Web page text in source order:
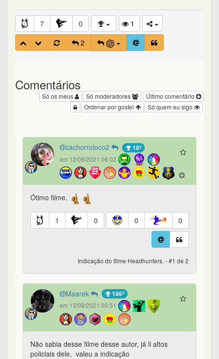
7 0
1
2
Comentários
Último comentário
Só moderadores
Só os meus
Só quem eu sigo
Ordenar por gostei
cachorroloco2 18º
em 12/09/2021 06:02
Ótimo filme.
1 0 0 0
Indicação do filme Headhunters. - #1 de 2
Maarek 186º
em 13/09/2021 00:51
Não sabia desse filme desse autor, já li altos
policiais dele, valeu a indicação